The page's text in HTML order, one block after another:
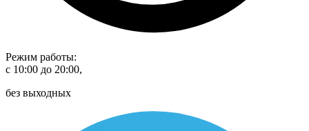
Режим работы:
с 10:00 до 20:00,
без выходных